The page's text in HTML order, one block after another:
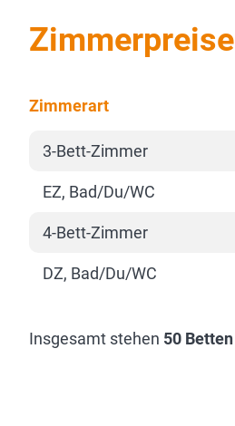
Zimmerpreise
Zimmerart
3-Bett-Zimmer
EZ, Bad/Du/WC
4-Bett-Zimmer
DZ, Bad/Du/WC
Insgesamt stehen 50 Betten